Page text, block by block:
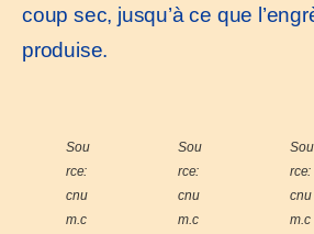
coup sec, jusqu’à ce que
produise.
Sou
rce:
cnu
m.c
Sou
rce:
cnu
m.c
Sou
rce:
cnu
m.c